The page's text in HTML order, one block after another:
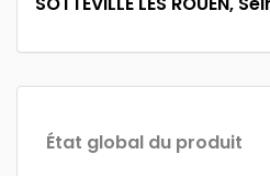
État global du produit